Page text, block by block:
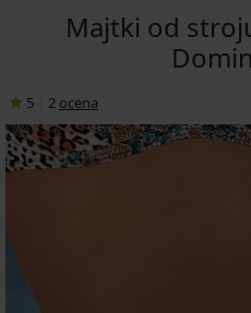
Majtki od
5 2 ocena